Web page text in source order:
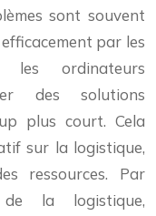
sont souvent
par les
les ordinateurs
des solutions
plus court. Cela
sur la logistique,
ressources. Par
la logistique,